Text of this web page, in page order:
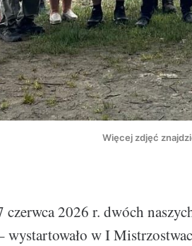
Więcej zdjęć
czerwca 2026 r. dwóch
wystartowało w I